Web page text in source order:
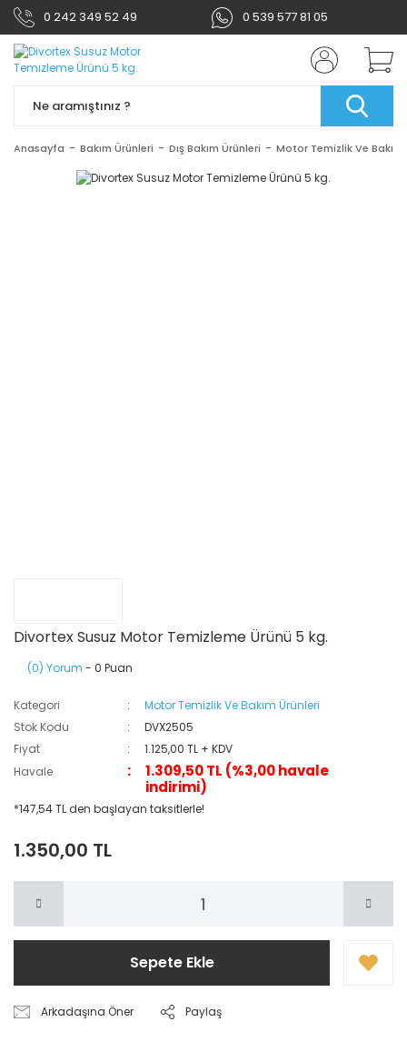
0 242 349 52 49 0 539 577 81 05
Anasayfa Bakım Ürünleri Dış Bakım Ürünleri Motor Temizlik Ve Bakım
Divortex Susuz Motor Temizleme Ürünü 5 kg.
(0) Yorum - 0 Puan
Kategori
Motor Temizlik Ve Bakım Ürünleri
Stok Kodu
DVX2505
Fiyat
1.125,00 TL + KDV
Havale
1.309,50 TL (%3,00 havale
indirimi)
*147,54 TL den başlayan taksitlerle!
1.350,00 TL
Sepete Ekle
Arkadaşına Öner Paylaş